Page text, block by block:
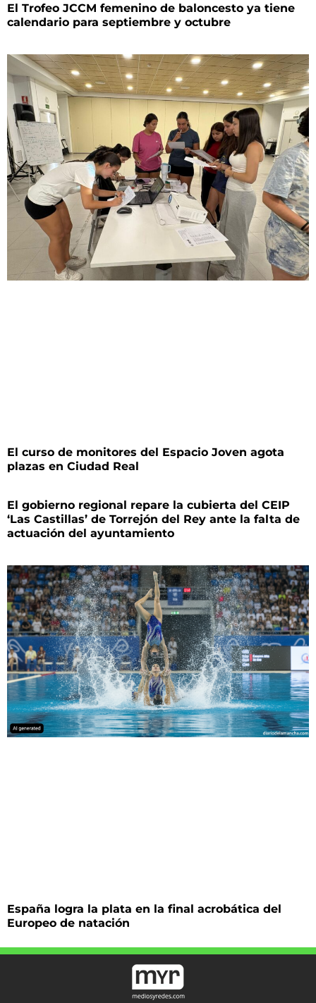
El Trofeo JCCM femenino de baloncesto ya tiene
calendario para septiembre y octubre
El curso de monitores del Espacio Joven agota
plazas en Ciudad Real
El gobierno regional repare la cubierta del CEIP
‘Las Castillas’ de Torrejón del Rey ante la falta de
actuación del ayuntamiento
España logra la plata en la final acrobática del
Europeo de natación